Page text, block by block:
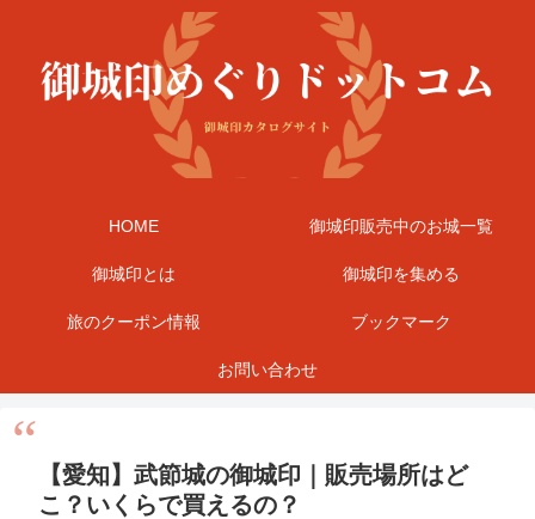
HOME 御城印販売中のお城一覧
御城印とは 御城印を集める
旅のクーポン情報 ブックマーク
お問い合わせ
【愛知】武節城の御城印｜販売場所はど
こ？いくらで買えるの？